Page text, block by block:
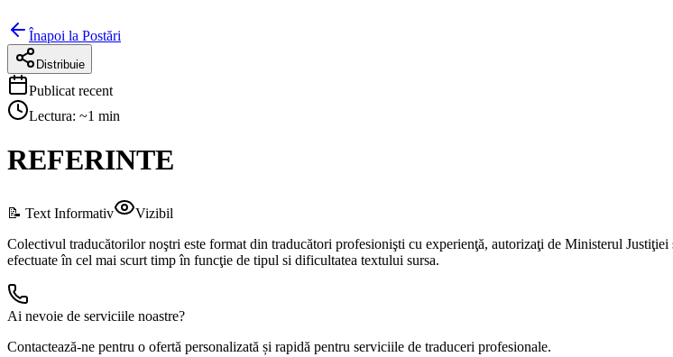
Înapoi la Postări
Distribuie
Publicat recent
Lectura: ~1 min
REFERINTE
📝 Text Informativ
Vizibil
Colectivul traducătorilor noştri este format din traducători profesionişti cu experienţă, autorizaţi de Ministerul
efectuate în cel mai scurt timp în funcţie de tipul si dificultatea textului sursa.
Ai nevoie de serviciile noastre?
Contactează-ne pentru o ofertă personalizată și rapidă pentru serviciile de traduceri profesionale.